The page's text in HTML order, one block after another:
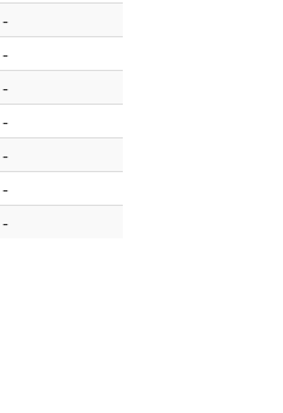
-
-
-
-
-
-
-